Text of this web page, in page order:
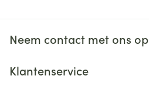
Neem contact met ons op
Klantenservice